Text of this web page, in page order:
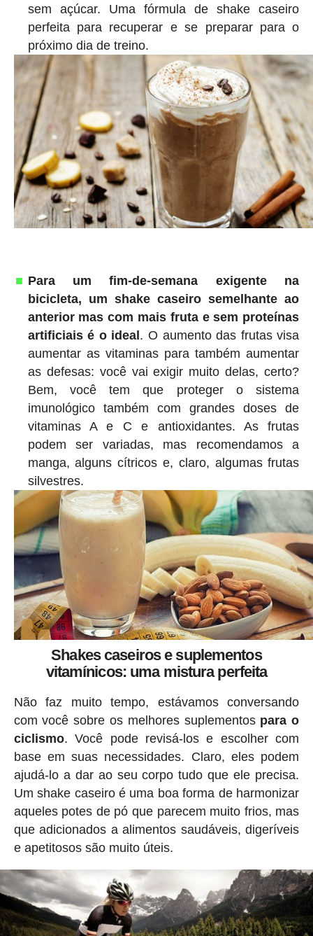
sem açúcar. Uma fórmula de shake caseiro
perfeita para recuperar e se preparar para o
próximo dia de treino.
Para um fim-de-semana exigente na
bicicleta, um shake caseiro semelhante ao
anterior mas com mais fruta e sem proteínas
artificiais é o ideal . O aumento das frutas visa
aumentar as vitaminas para também aumentar
as defesas: você vai exigir muito delas, certo?
Bem, você tem que proteger o sistema
imunológico também com grandes doses de
vitaminas A e C e antioxidantes. As frutas
podem ser variadas, mas recomendamos a
manga, alguns cítricos e, claro, algumas frutas
silvestres.
Shakes caseiros e suplementos
vitamínicos: uma mistura perfeita
Não faz muito tempo, estávamos conversando
com você sobre os melhores suplementos para o
ciclismo. Você pode revisá-los e escolher com
base em suas necessidades. Claro, eles podem
ajudá-lo a dar ao seu corpo tudo que ele precisa.
Um shake caseiro é uma boa forma de harmonizar
aqueles potes de pó que parecem muito frios, mas
que adicionados a alimentos saudáveis, digeríveis
e apetitosos são muito úteis.